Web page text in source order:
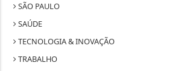
SÃO PAULO
SAÚDE
TECNOLOGIA & INOVAÇÃO
TRABALHO